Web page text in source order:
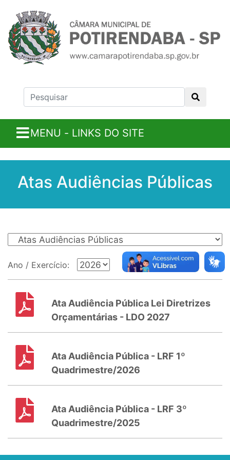
MENU - LINKS DO SITE
Atas Audiências Públicas
Ano / Exercício:
Ata Audiência Pública Lei Diretrizes
Orçamentárias - LDO 2027
Ata Audiência Pública - LRF 1º
Quadrimestre/2026
Ata Audiência Pública - LRF 3º
Quadrimestre/2025